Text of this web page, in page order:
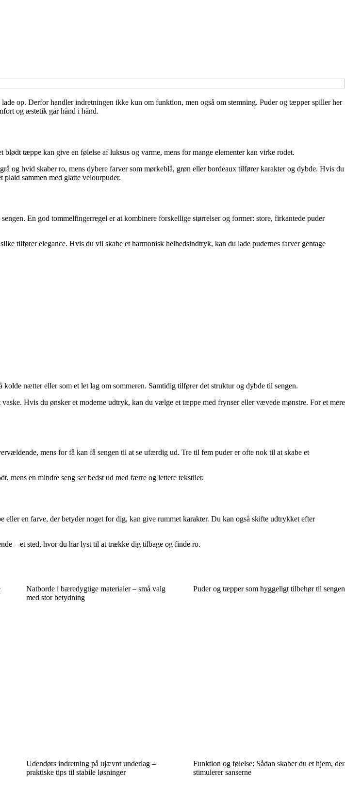
op. Derfor handler indretningen ikke kun om funktion, men også om stemning. Puder og tæpper spiller her
og æstetik går hånd i hånd.
tæppe kan give en følelse af luksus og varme, mens for mange elementer kan virke rodet.
og hvid skaber ro, mens dybere farver som mørkeblå, grøn eller bordeaux tilfører karakter og dybde. Hvis du
sammen med glatte velourpuder.
En god tommelfingerregel er at kombinere forskellige størrelser og former: store, firkantede puder
tilfører elegance. Hvis du vil skabe et harmonisk helhedsindtryk, kan du lade pudernes farver gentage
nætter eller som et let lag om sommeren. Samtidig tilfører det struktur og dybde til sengen.
Hvis du ønsker et moderne udtryk, kan du vælge et tæppe med frynser eller vævede mønstre. For et mere
mens for få kan få sengen til at se ufærdig ud. Tre til fem puder er ofte nok til at skabe et
mens en mindre seng ser bedst ud med færre og lettere tekstiler.
en farve, der betyder noget for dig, kan give rummet karakter. Du kan også skifte udtrykket efter
– et sted, hvor du har lyst til at trække dig tilbage og finde ro.
Natborde i bæredygtige materialer – små valg
med stor betydning
Puder og tæpper som hyggeligt tilbehør til sengen
Udendørs indretning på ujævnt underlag –
praktiske tips til stabile løsninger
Funktion og følelse: Sådan skaber du et hjem, der
stimulerer sanserne